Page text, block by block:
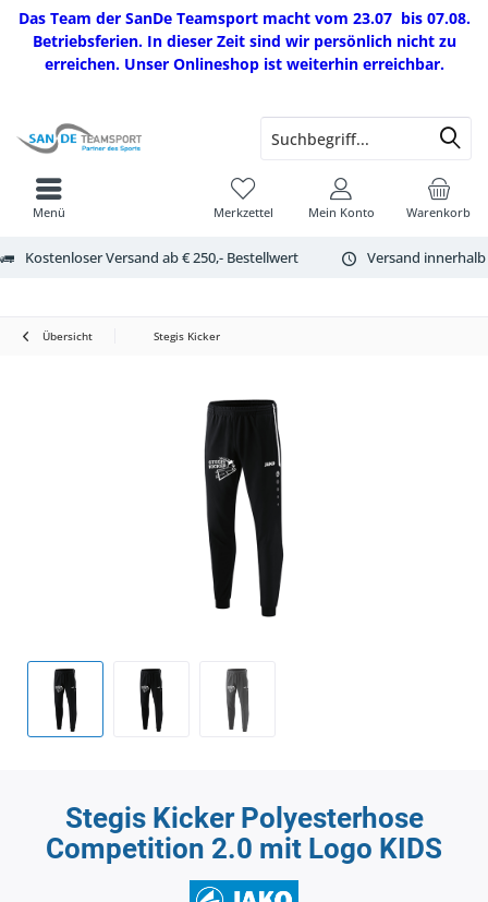
Das Team der SanDe Teamsport macht vom 23.07 bis 07.08.
Betriebsferien. In dieser Zeit sind wir persönlich nicht zu
erreichen. Unser Onlineshop ist weiterhin erreichbar.
Kostenloser Versand ab € 250,- Bestellwert Versand
Warenkorb
Merkzettel Mein Konto
Menü
Übersicht Stegis Kicker
Stegis Kicker Polyesterhose
Competition 2.0 mit Logo KIDS